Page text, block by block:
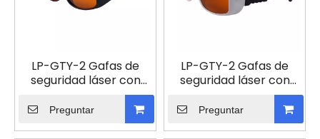
LP-GTY-2 Gafas de
seguridad láser con
Preguntar
LP-GTY-2 Gafas de
seguridad láser con
Preguntar